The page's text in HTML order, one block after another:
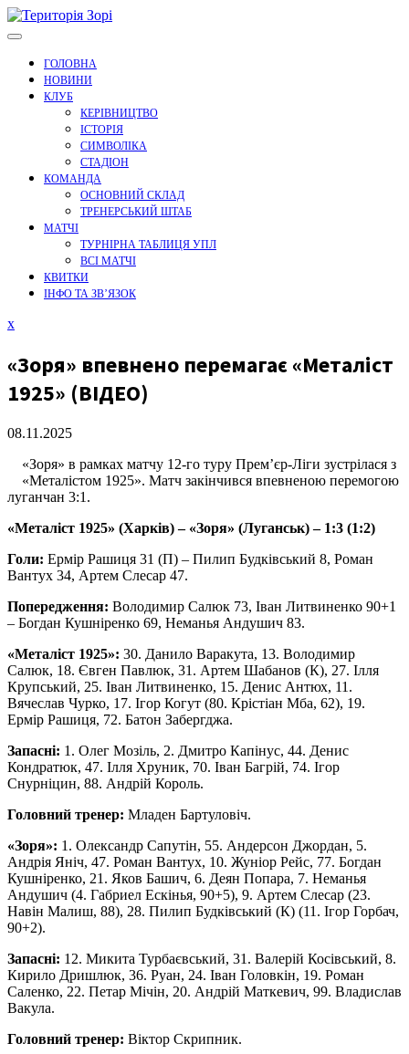
Перейти
до
ГОЛОВНА
НОВИНИ
КЛУБ
КЕРІВНИЦТВО
ІСТОРІЯ
СИМВОЛІКА
СТАДІОН
КОМАНДА
ОСНОВНИЙ СКЛАД
ТРЕНЕРСЬКИЙ ШТАБ
МАТЧІ
ТУРНІРНА ТАБЛИЦЯ УПЛ
ВСІ МАТЧІ
КВИТКИ
ІНФО ТА ЗВ’ЯЗОК
xЗакрити
«Зоря» впевнено перемагає «Металіст
1925» (ВІДЕО)
08.11.2025
«Зоря» в рамках матчу 12-го туру Прем’єр-Ліги зустрілася з
«Металістом 1925». Матч закінчився впевненою перемогою
луганчан 3:1.
«Металіст 1925» (Харків) – «Зоря» (Луганськ) – 1:3 (1:2)
Голи: Ермір Рашиця 31 (П) – Пилип Будківський 8, Роман
Вантух 34, Артем Слесар 47.
Попередження: Володимир Салюк 73, Іван Литвиненко 90+1
– Богдан Кушніренко 69, Неманья Андушич 83.
«Металіст 1925»: 30. Данило Варакута, 13. Володимир
Салюк, 18. Євген Павлюк, 31. Артем Шабанов (К), 27. Ілля
Крупський, 25. Іван Литвиненко, 15. Денис Антюх, 11.
Вячеслав Чурко, 17. Ігор Когут (80. Крістіан Мба, 62), 19.
Ермір Рашиця, 72. Батон Забергджа.
Запасні: 1. Олег Мозіль, 2. Дмитро Капінус, 44. Денис
Кондратюк, 47. Ілля Хруник, 70. Іван Багрій, 74. Ігор
Снурніцин, 88. Андрій Король.
Головний тренер: Младен Бартуловіч.
«Зоря»: 1. Олександр Сапутін, 55. Андерсон Джордан, 5.
Андрія Яніч, 47. Роман Вантух, 10. Жуніор Рейс, 77. Богдан
Кушніренко, 21. Яков Башич, 6. Деян Попара, 7. Неманья
Андушич (4. Габриел Ескінья, 90+5), 9. Артем Слесар (23.
Навін Малиш, 88), 28. Пилип Будківський (К) (11. Ігор Горбач,
90+2).
Запасні: 12. Микита Турбаєвський, 31. Валерій Косівський, 8.
Кирило Дришлюк, 36. Руан, 24. Іван Головкін, 19. Роман
Саленко, 22. Петар Мічін, 20. Андрій Маткевич, 99. Владислав
Вакула.
Головний тренер: Віктор Скрипник.